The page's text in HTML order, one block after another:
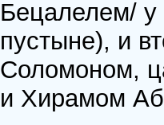
Бецалелем/ у
пустыне), и
Соломоном,
и Хирамом